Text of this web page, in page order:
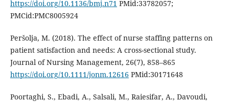
https://doi.org/10.1136/bmj.n71 PMid:33782057;
PMCid:PMC8005924
Peršolja, M. (2018). The effect of nurse staffing patterns on
patient satisfaction and needs: A cross-sectional study.
Journal of Nursing Management, 26(7), 858–865
https://doi.org/10.1111/jonm.12616 PMid:30171648
Poortaghi, S., Ebadi, A., Salsali, M., Raiesifar, A., Davoudi,